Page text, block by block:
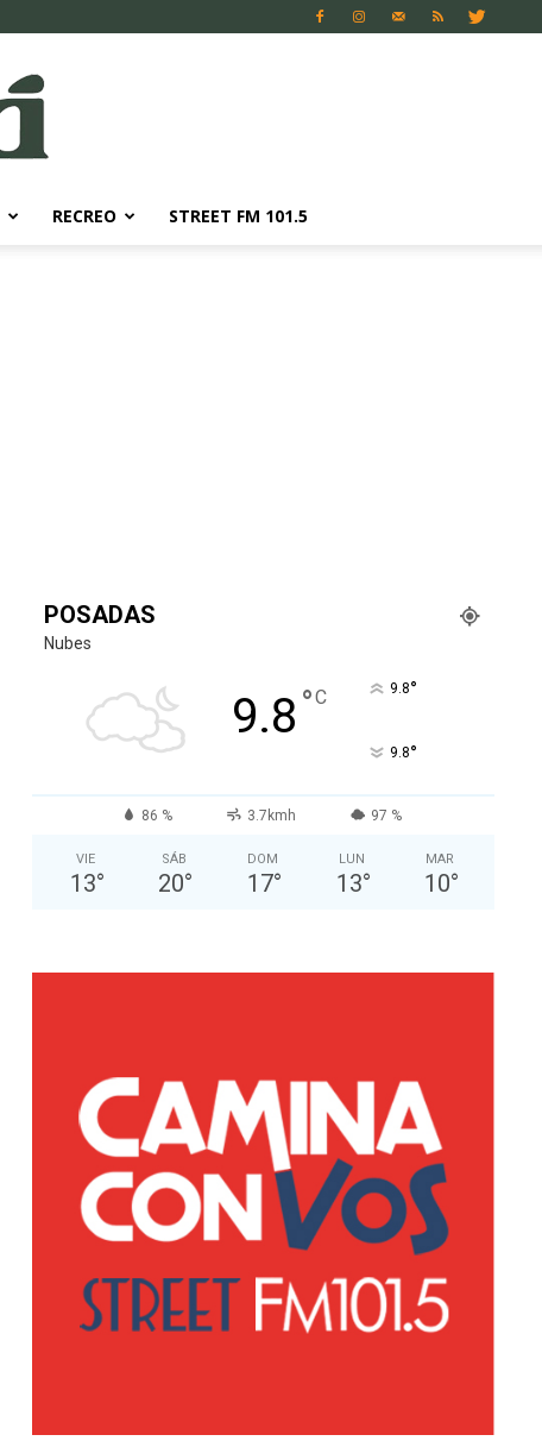
RECREO STREET FM 101.5
POSADAS
Nubes
9.8 °C 9.8°
9.8°
86 % 3.7kmh 97 %
VIE
13°
SÁB
20°
DOM
17°
LUN
13°
MAR
10°